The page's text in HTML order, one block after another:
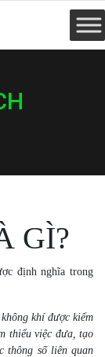
GÌ?
định nghĩa trong
khí được kiểm
thiểu việc đưa, tạo
thông số liên quan